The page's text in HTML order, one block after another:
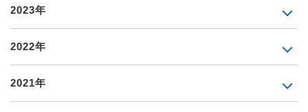
2023年
2022年
2021年